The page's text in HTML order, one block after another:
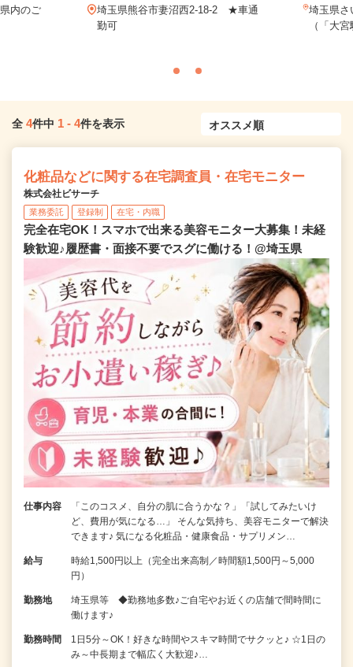
内のご
埼玉県熊谷市妻沼西2-18-2 ★車通
勤可
埼玉県さ
（「大
全 4件中 1 - 4件を表示
化粧品などに関する在宅調査員・在宅モニター
株式会社ビサーチ
業務委託 登録制 在宅・内職
完全在宅OK！スマホで出来る美容モニター大募集！未経
験歓迎♪履歴書・面接不要でスグに働ける！@埼玉県
仕事内容
「このコスメ、自分の肌に合うかな？」「試してみたいけ
ど、費用が気になる…」 そんな気持ち、美容モニターで解決
できます♪ 気になる化粧品・健康食品・サプリメン…
給与
時給1,500円以上（完全出来高制／時間額1,500円～5,000
円）
勤務地
埼玉県等 ◆勤務地多数♪ご自宅やお近くの店舗で間時間に
働けます♪
勤務時間
1日5分～OK！好きな時間やスキマ時間でサクッと♪ ☆1日の
み～中長期まで幅広く大歓迎♪…